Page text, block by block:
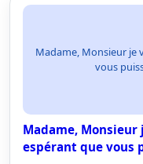
Madame, Monsieur je
vous
Madame,
espérant que vous